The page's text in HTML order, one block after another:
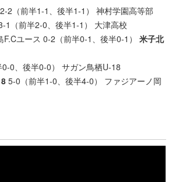
2（前半1-1、後半1-1） 神村学園高等部
1（前半2-0、後半1-1） 大津高校
F.Cユース 0-2（前半0-1、後半0-1）米子北
0、後半0-0） サガン鳥栖U-18
5-0（前半1-0、後半4-0） ファジアーノ岡